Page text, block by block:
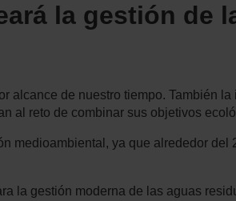
la gestión de
alcance de nuestro tiempo. También
al reto de combinar sus objetivos
medioambiental, ya que alrededor
la gestión moderna de las aguas